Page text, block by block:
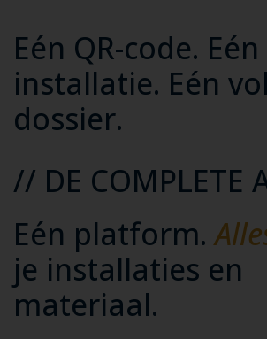
Eén QR-code. Eén
installatie. Eén
dossier.
// DE COMPLETE
Eén platform.
je installaties en
materiaal.